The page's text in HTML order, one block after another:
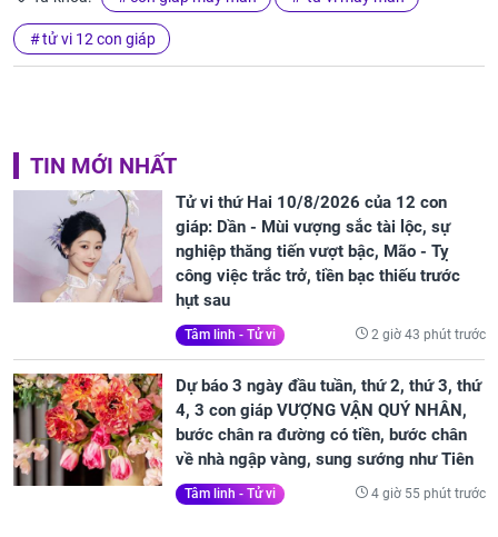
tử vi 12 con giáp
TIN MỚI NHẤT
Tử vi thứ Hai 10/8/2026 của 12 con
giáp: Dần - Mùi vượng sắc tài lộc, sự
nghiệp thăng tiến vượt bậc, Mão - Tỵ
công việc trắc trở, tiền bạc thiếu trước
hụt sau
Tâm linh - Tử vi 2 giờ 43 phút trước
Dự báo 3 ngày đầu tuần, thứ 2, thứ 3, thứ
4, 3 con giáp VƯỢNG VẬN QUÝ NHÂN,
bước chân ra đường có tiền, bước chân
về nhà ngập vàng, sung sướng như Tiên
Tâm linh - Tử vi 4 giờ 55 phút trước